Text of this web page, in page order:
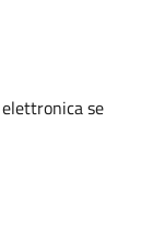
se